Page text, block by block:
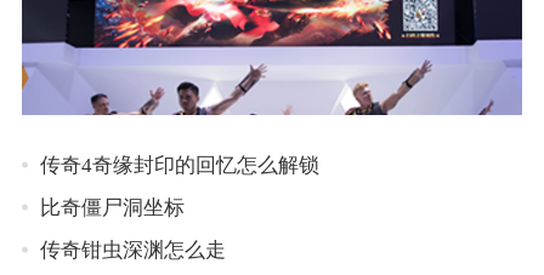
传奇4奇缘封印的回忆怎么解锁
比奇僵尸洞坐标
传奇钳虫深渊怎么走